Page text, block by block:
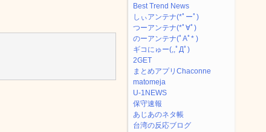
Best Trend News
しぃアンテナ(*ﾟーﾟ)
つーアンテナ(*ﾟ∀ﾟ)
のーアンテナ(ﾟAﾟ* )
ギコにゅー(,,ﾟДﾟ)
2GET
まとめアプリChaconne
matomeja
U-1NEWS
保守速報
あじあのネタ帳
台湾の反応ブログ